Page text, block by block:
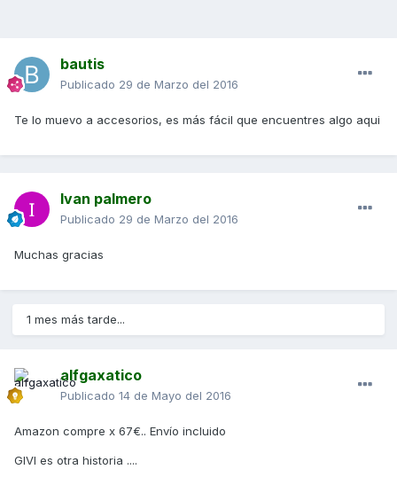
bautis
Publicado 29 de Marzo del 2016
Te lo muevo a accesorios, es más fácil que encuentres algo aqui
Ivan palmero
Publicado 29 de Marzo del 2016
Muchas gracias
1 mes más tarde...
alfgaxatico
Publicado 14 de Mayo del 2016
Amazon compre x 67€.. Envío incluido
GIVI es otra historia ....